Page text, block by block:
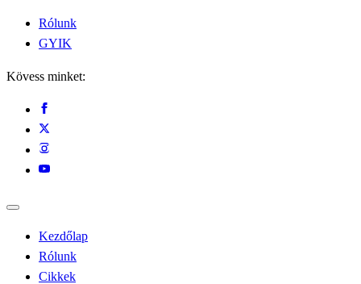
Rólunk
GYIK
Kövess minket:
Kezdőlap
Rólunk
Cikkek